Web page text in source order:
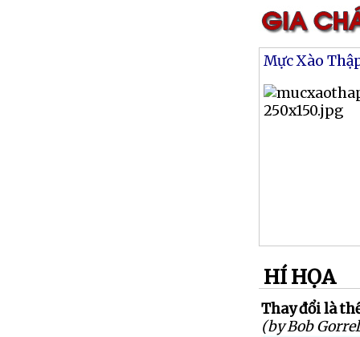
Mực Xào
HÍ HỌA
Thay đổi là
(by Bob